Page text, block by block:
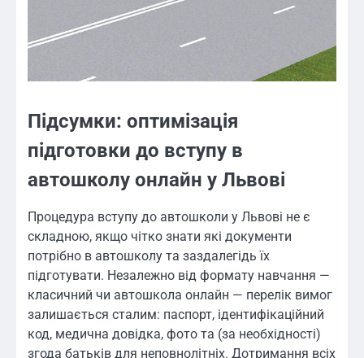
Підсумки: оптимізація
підготовки до вступу в
автошколу онлайн у Львові
Процедура вступу до автошколи у Львові не є
складною, якщо чітко знати які документи
потрібно в автошколу та заздалегідь їх
підготувати. Незалежно від формату навчання —
класичний чи автошкола онлайн — перелік вимог
залишається сталим: паспорт, ідентифікаційний
код, медична довідка, фото та (за необхідності)
згода батьків для неповнолітніх. Дотримання всіх